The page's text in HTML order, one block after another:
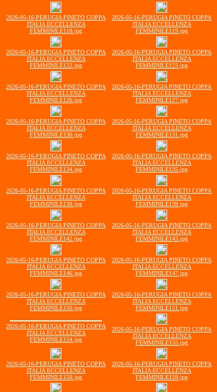
2026-05-16-PERUGIA PINETO COPPA
ITALIA ECCELLENZA
FEMMINILE118.jpg
2026-05-16-PERUGIA PINETO COPPA
ITALIA ECCELLENZA
FEMMINILE119.jpg
2026-05-16-PERUGIA PINETO COPPA
ITALIA ECCELLENZA
FEMMINILE122.jpg
2026-05-16-PERUGIA PINETO COPPA
ITALIA ECCELLENZA
FEMMINILE123.jpg
2026-05-16-PERUGIA PINETO COPPA
ITALIA ECCELLENZA
FEMMINILE126.jpg
2026-05-16-PERUGIA PINETO COPPA
ITALIA ECCELLENZA
FEMMINILE127.jpg
2026-05-16-PERUGIA PINETO COPPA
ITALIA ECCELLENZA
FEMMINILE130.jpg
2026-05-16-PERUGIA PINETO COPPA
ITALIA ECCELLENZA
FEMMINILE131.jpg
2026-05-16-PERUGIA PINETO COPPA
ITALIA ECCELLENZA
FEMMINILE134.jpg
2026-05-16-PERUGIA PINETO COPPA
ITALIA ECCELLENZA
FEMMINILE135.jpg
2026-05-16-PERUGIA PINETO COPPA
ITALIA ECCELLENZA
FEMMINILE138.jpg
2026-05-16-PERUGIA PINETO COPPA
ITALIA ECCELLENZA
FEMMINILE139.jpg
2026-05-16-PERUGIA PINETO COPPA
ITALIA ECCELLENZA
FEMMINILE142.jpg
2026-05-16-PERUGIA PINETO COPPA
ITALIA ECCELLENZA
FEMMINILE143.jpg
2026-05-16-PERUGIA PINETO COPPA
ITALIA ECCELLENZA
FEMMINILE146.jpg
2026-05-16-PERUGIA PINETO COPPA
ITALIA ECCELLENZA
FEMMINILE147.jpg
2026-05-16-PERUGIA PINETO COPPA
ITALIA ECCELLENZA
FEMMINILE150.jpg
2026-05-16-PERUGIA PINETO COPPA
ITALIA ECCELLENZA
FEMMINILE151.jpg
2026-05-16-PERUGIA PINETO COPPA
ITALIA ECCELLENZA
FEMMINILE154.jpg
2026-05-16-PERUGIA PINETO COPPA
ITALIA ECCELLENZA
FEMMINILE155.jpg
2026-05-16-PERUGIA PINETO COPPA
ITALIA ECCELLENZA
FEMMINILE158.jpg
2026-05-16-PERUGIA PINETO COPPA
ITALIA ECCELLENZA
FEMMINILE159.jpg